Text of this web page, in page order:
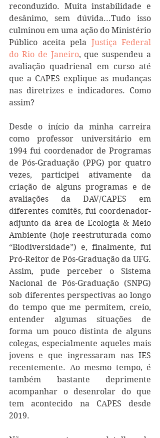
reconduzido. Muita instabilidade e
desânimo, sem dúvida...Tudo isso
culminou em uma ação do Ministério
Público aceita pela Justiça Federal
do Rio de Janeiro, que suspendeu a
avaliação quadrienal em curso até
que a CAPES explique as mudanças
nas diretrizes e indicadores. Como
assim?
Desde o início da minha carreira
como professor universitário em
1994 fui coordenador de Programas
de Pós-Graduação (PPG) por quatro
vezes, participei ativamente da
criação de alguns programas e de
avaliações da DAV/CAPES em
diferentes comitês, fui coordenador-
adjunto da área de Ecologia & Meio
Ambiente (hoje reestruturada como
“Biodiversidade”) e, finalmente, fui
Pró-Reitor de Pós-Graduação da UFG.
Assim, pude perceber o Sistema
Nacional de Pós-Graduação (SNPG)
sob diferentes perspectivas ao longo
do tempo que me permitem, creio,
entender algumas situações de
forma um pouco distinta de alguns
colegas, especialmente aqueles mais
jovens e que ingressaram nas IES
recentemente. Ao mesmo tempo, é
também bastante deprimente
acompanhar o desenrolar do que
tem acontecido na CAPES desde
2019.